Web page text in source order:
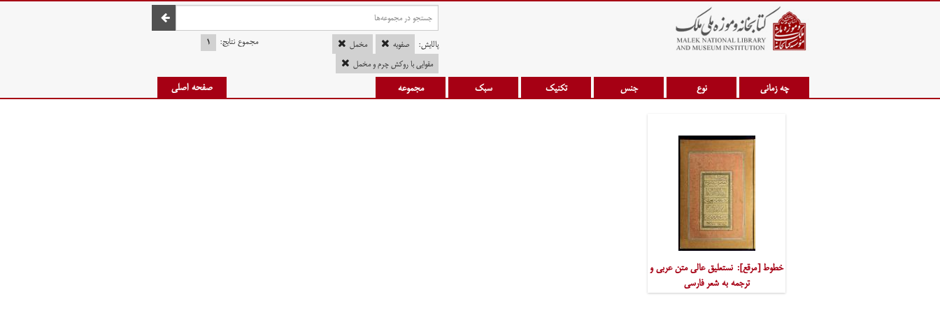
صفحه اصلی
پالایش: صفویه
مخمل
مقوایی با روکش چرم و مخمل
مجموع نتایج: ۱
چه زمانی نوع جنس تکنیک سبک مجموعه صفحه اصلی
خطوط [مرقع]: نستعلیق عالی متن عربی و
ترجمه به شعر فارسی